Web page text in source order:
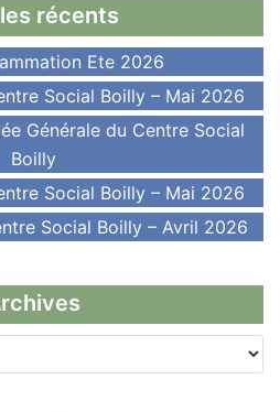
récents
Ete 2026
Social Boilly – Mai 2026
Générale du Centre Social
Boilly
Social Boilly – Mai 2026
Social Boilly – Avril 2026